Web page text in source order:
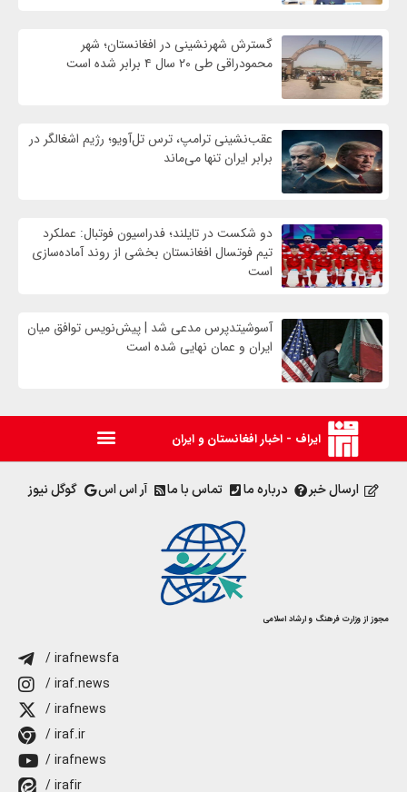
گسترش شهرنشینی در افغانستان؛ شهر
محمودراقی طی ۲۰ سال ۴ برابر شده است
عقب‌نشینی ترامپ، ترس تل‌آویو؛ رژیم اشغالگر در
برابر ایران تنها می‌ماند
دو شکست در تایلند؛ فدراسیون فوتبال: عملکرد
تیم فوتسال افغانستان بخشی از روند آماده‌سازی
است
آسوشیتدپرس مدعی شد | پیش‌نویس توافق میان
ایران و عمان نهایی شده است
ایراف - اخبار افغانستان و ایران
ارسال خبر درباره ما تماس با ما آر اس اس گوگل نیوز
مجوز از وزارت فرهنگ و ارشاد اسلامی
/ irafnewsfa
/ iraf.news
/ irafnews
/ iraf.ir
/ irafnews
/ irafir